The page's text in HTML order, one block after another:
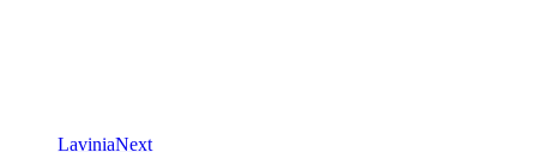
LaviniaNext